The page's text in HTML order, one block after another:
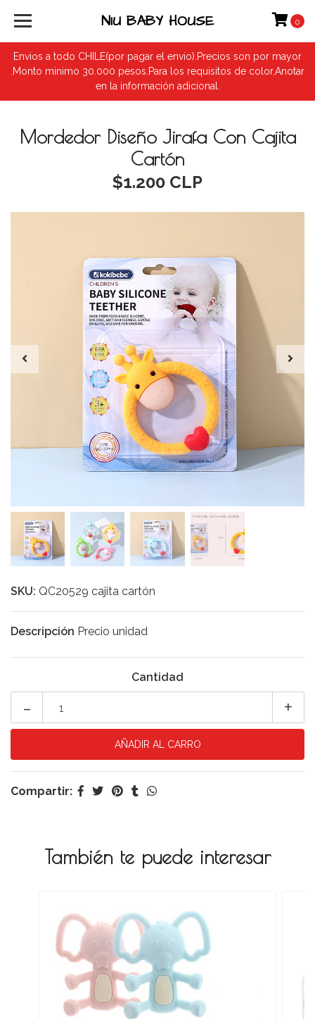
Envios a todo CHILE(por pagar el envio).Precios son por mayor
.Monto minimo 30.000 pesos.Para los requisitos de color,Anotar
en la información adicional.
NIU BABY HOUSE 0
Mordedor Diseño Jirafa Con Cajita
Cartón
$1.200 CLP
SKU: QC20529 cajita cartón
Descripción Precio unidad
Cantidad
+
-
Compartir:
También te puede interesar